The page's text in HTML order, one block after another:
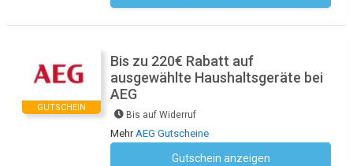
GUTSCHEIN
Bis zu 220€ Rabatt auf
ausgewählte Haushaltsgeräte bei
AEG
Bis auf Widerruf
MehrAEG Gutscheine
Gutschein anzeigen